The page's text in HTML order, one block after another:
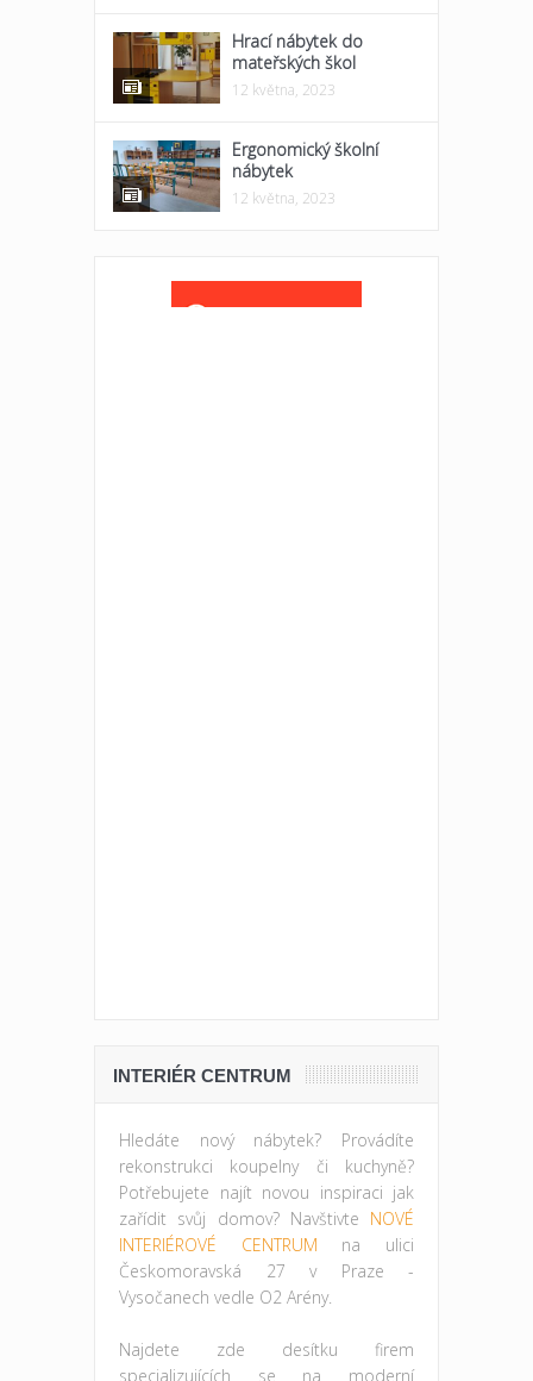
Hrací nábytek do
mateřských škol
12 května, 2023
Ergonomický školní
nábytek
12 května, 2023
INTERIÉR CENTRUM
Hledáte nový nábytek? Provádíte
rekonstrukci koupelny či kuchyně?
Potřebujete najít novou inspiraci jak
zařídit svůj domov? Navštivte NOVÉ
INTERIÉROVÉ CENTRUM na ulici
Českomoravská 27 v Praze -
Vysočanech vedle O2 Arény.
Najdete zde desítku firem
specializujících se na moderní